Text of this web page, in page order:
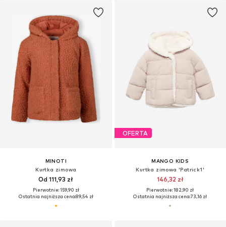
MINOTI
Kurtka zimowa
Od 111,93 zł
Pierwotnie: 159,90 zł
Ostatnia najniższa cena:89,54 zł
OFERTA
MANGO KIDS
Kurtka zimowa 'Patrick1'
146,32 zł
Pierwotnie: 182,90 zł
Ostatnia najniższa cena:73,16 zł